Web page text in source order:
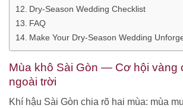
Dry-Season Wedding Checklist
FAQ
Make Your Dry-Season Wedding
Mùa khô Sài Gòn — Cơ hội vàng
ngoài trời
Khí hậu Sài Gòn chia rõ hai mùa: mùa